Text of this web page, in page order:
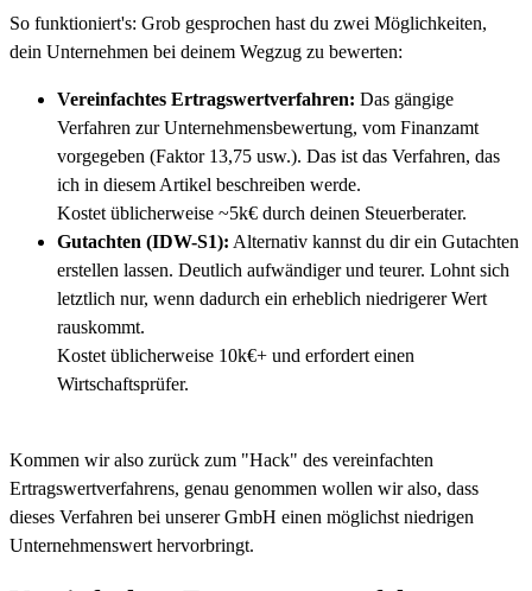
So funktioniert's: Grob gesprochen hast du zwei Möglichkeiten,
dein Unternehmen bei deinem Wegzug zu bewerten:
Vereinfachtes Ertragswertverfahren: Das gängige
Verfahren zur Unternehmensbewertung, vom Finanzamt
vorgegeben (Faktor 13,75 usw.). Das ist das Verfahren, das
ich in diesem Artikel beschreiben werde.
Kostet üblicherweise ~5k€ durch deinen Steuerberater.
Gutachten (IDW-S1): Alternativ kannst du dir ein Gutachten
erstellen lassen. Deutlich aufwändiger und teurer. Lohnt sich
letztlich nur, wenn dadurch ein erheblich niedrigerer Wert
rauskommt.
Kostet üblicherweise 10k€+ und erfordert einen
Wirtschaftsprüfer.
Kommen wir also zurück zum "Hack" des vereinfachten
Ertragswertverfahrens, genau genommen wollen wir also, dass
dieses Verfahren bei unserer GmbH einen möglichst niedrigen
Unternehmenswert hervorbringt.